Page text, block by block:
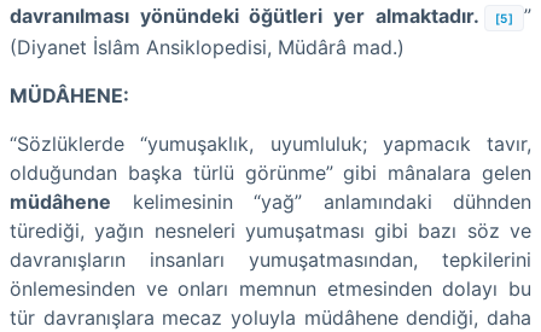
davranılması yönündeki öğütleri yer almaktadır.
[5]
”
(Diyanet İslâm Ansiklopedisi, Müdârâ mad.)
MÜDÂHENE:
“Sözlüklerde “yumuşaklık, uyumluluk; yapmacık tavır,
olduğundan başka türlü görünme” gibi mânalara gelen
müdâhene kelimesinin “yağ” anlamındaki dühnden
türediği, yağın nesneleri yumuşatması gibi bazı söz ve
davranışların insanları yumuşatmasından, tepkilerini
önlemesinden ve onları memnun etmesinden dolayı bu
tür davranışlara mecaz yoluyla müdâhene dendiği, daha